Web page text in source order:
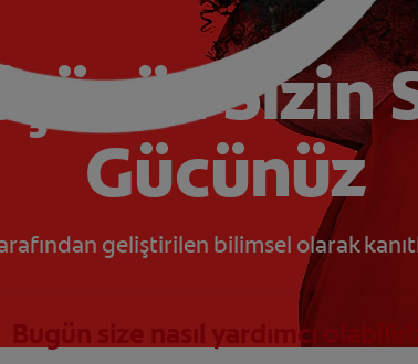
Sizin
Gücünüz
geliştirilen bilimsel olarak
Bugün size nasıl yardımcı